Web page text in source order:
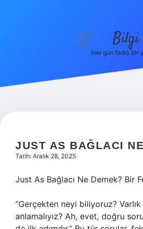
Hakkımızda
menüyü
Bilgi
Her gün farklı bir
JUST AS BAĞLACI
Tarih: Aralık 28, 2025
Just As Bağlacı Ne Demek? Bir
“Gerçekten neyi biliyoruz? Varlık
anlamalıyız? Ah, evet, doğru